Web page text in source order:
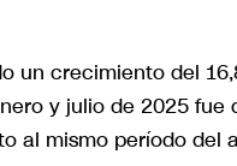
un crecimiento del
y julio de 2025 fue
al mismo período del